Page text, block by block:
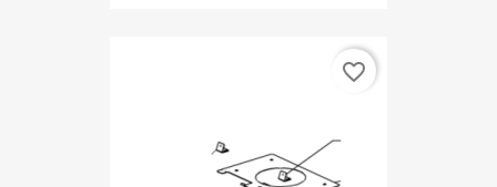
favorite_border